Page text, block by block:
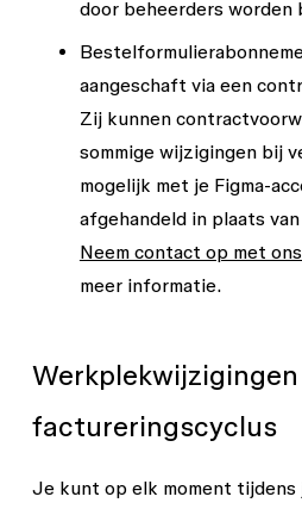
door beheerders worden
aangeschaft via een
Zij kunnen
sommige wijzigingen bij
mogelijk met je Figma-
afgehandeld in plaats
Neem contact op met
meer informatie.
factureringscyclus
Je kunt op elk moment